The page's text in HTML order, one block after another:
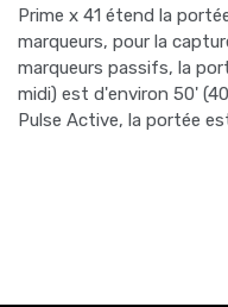
Prime x 41 étend la
marqueurs, pour la
marqueurs passifs, la
midi) est d'environ 50'
Pulse Active, la portée